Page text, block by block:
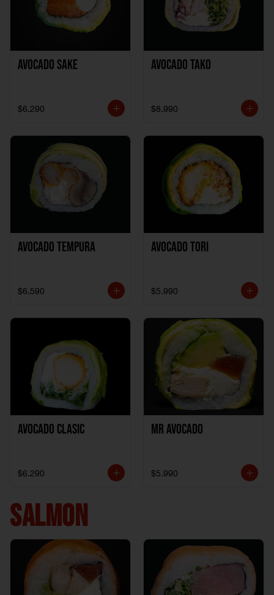
Avocado Sake
$6.290
Avocado Tako
$8.990
Avocado Tempura
$6.590
Avocado Tori
$5.990
Avocado clasic
$6.290
Mr Avocado
$5.990
SALMON